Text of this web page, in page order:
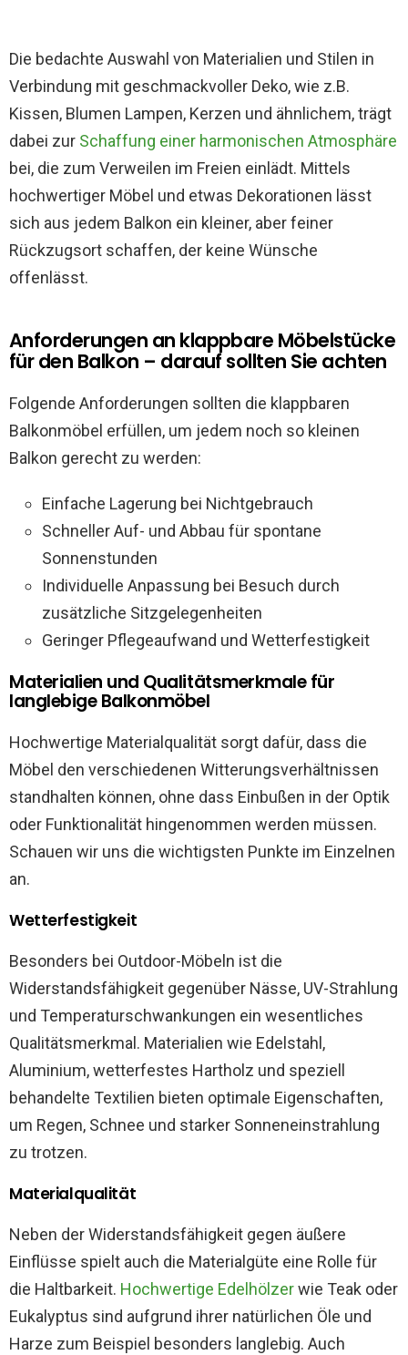
Die bedachte Auswahl von Materialien und Stilen in
Verbindung mit geschmackvoller Deko, wie z.B.
Kissen, Blumen Lampen, Kerzen und ähnlichem, trägt
dabei zur Schaffung einer harmonischen Atmosphäre
bei, die zum Verweilen im Freien einlädt. Mittels
hochwertiger Möbel und etwas Dekorationen lässt
sich aus jedem Balkon ein kleiner, aber feiner
Rückzugsort schaffen, der keine Wünsche
offenlässt.
Anforderungen an klappbare Möbelstücke
für den Balkon – darauf sollten Sie achten
Folgende Anforderungen sollten die klappbaren
Balkonmöbel erfüllen, um jedem noch so kleinen
Balkon gerecht zu werden:
Einfache Lagerung bei Nichtgebrauch
Schneller Auf- und Abbau für spontane
Sonnenstunden
Individuelle Anpassung bei Besuch durch
zusätzliche Sitzgelegenheiten
Geringer Pflegeaufwand und Wetterfestigkeit
Materialien und Qualitätsmerkmale für
langlebige Balkonmöbel
Hochwertige Materialqualität sorgt dafür, dass die
Möbel den verschiedenen Witterungsverhältnissen
standhalten können, ohne dass Einbußen in der Optik
oder Funktionalität hingenommen werden müssen.
Schauen wir uns die wichtigsten Punkte im Einzelnen
an.
Wetterfestigkeit
Besonders bei Outdoor-Möbeln ist die
Widerstandsfähigkeit gegenüber Nässe, UV-Strahlung
und Temperaturschwankungen ein wesentliches
Qualitätsmerkmal. Materialien wie Edelstahl,
Aluminium, wetterfestes Hartholz und speziell
behandelte Textilien bieten optimale Eigenschaften,
um Regen, Schnee und starker Sonneneinstrahlung
zu trotzen.
Materialqualität
Neben der Widerstandsfähigkeit gegen äußere
Einflüsse spielt auch die Materialgüte eine Rolle für
die Haltbarkeit. Hochwertige Edelhölzerwie Teak oder
Eukalyptus sind aufgrund ihrer natürlichen Öle und
Harze zum Beispiel besonders langlebig. Auch